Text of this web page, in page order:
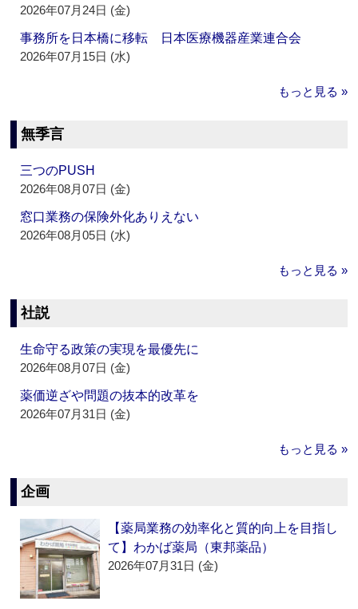
2026年07月24日 (金)
事務所を日本橋に移転 日本医療機器産業連合会
2026年07月15日 (水)
もっと見る »
無季言
三つのPUSH
2026年08月07日 (金)
窓口業務の保険外化ありえない
2026年08月05日 (水)
もっと見る »
社説
生命守る政策の実現を最優先に
2026年08月07日 (金)
薬価逆ざや問題の抜本的改革を
2026年07月31日 (金)
もっと見る »
企画
【薬局業務の効率化と質的向上を目指し
て】わかば薬局（東邦薬品）
2026年07月31日 (金)